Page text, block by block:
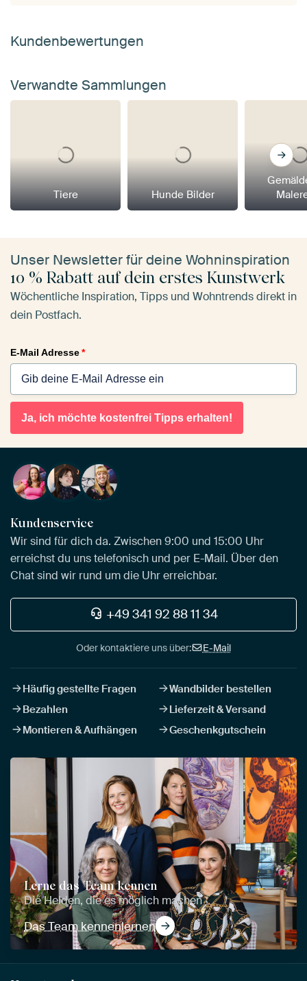
Kundenbewertungen
Verwandte Sammlungen
Tiere Hunde Bilder
Unser Newsletter für deine Wohninspiration
10 % Rabatt auf dein erstes Kunstwerk
Wöchentliche Inspiration, Tipps und Wohntrends direkt in
dein Postfach.
E-Mail Adresse*
Ja, ich möchte kostenfrei Tipps erhalten!
Kundenservice
Wir sind für dich da. Zwischen 9:00 und 15:00 Uhr
erreichst du uns telefonisch und per E-Mail. Über den
Chat sind wir rund um die Uhr erreichbar.
+49 341 92 88 11 34
Oder kontaktiere uns über: E-Mail
Häufig gestellte Fragen
Wandbilder bestellen
Bezahlen
Lieferzeit & Versand
Montieren & Aufhängen
Geschenkgutschein
Lerne das Team kennen
Die Helden, die es möglich machen
Das Team kennenlernen